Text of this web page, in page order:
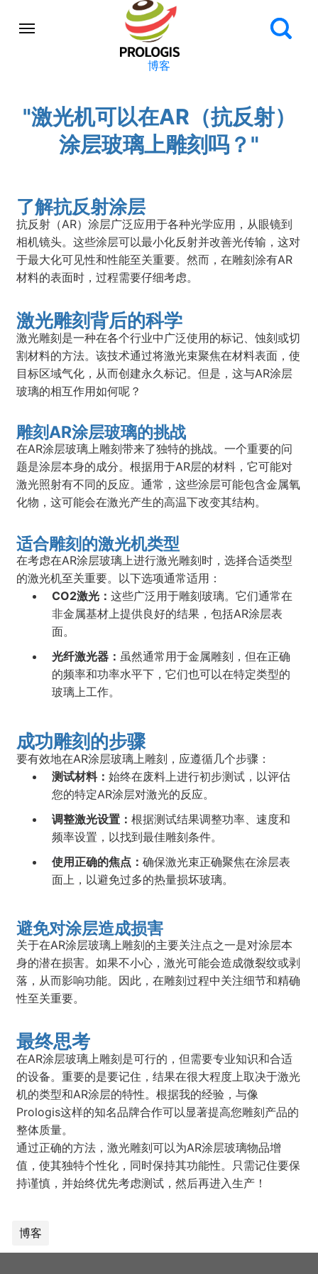
博客
"激光机可以在AR（抗反射）
涂层玻璃上雕刻吗？"
了解抗反射涂层
抗反射（AR）涂层广泛应用于各种光学应用，从眼镜到
相机镜头。这些涂层可以最小化反射并改善光传输，这对
于最大化可见性和性能至关重要。然而，在雕刻涂有AR
材料的表面时，过程需要仔细考虑。
激光雕刻背后的科学
激光雕刻是一种在各个行业中广泛使用的标记、蚀刻或切
割材料的方法。该技术通过将激光束聚焦在材料表面，使
目标区域气化，从而创建永久标记。但是，这与AR涂层
玻璃的相互作用如何呢？
雕刻AR涂层玻璃的挑战
在AR涂层玻璃上雕刻带来了独特的挑战。一个重要的问
题是涂层本身的成分。根据用于AR层的材料，它可能对
激光照射有不同的反应。通常，这些涂层可能包含金属氧
化物，这可能会在激光产生的高温下改变其结构。
适合雕刻的激光机类型
在考虑在AR涂层玻璃上进行激光雕刻时，选择合适类型
的激光机至关重要。以下选项通常适用：
CO2激光：这些广泛用于雕刻玻璃。它们通常在
非金属基材上提供良好的结果，包括AR涂层表
面。
光纤激光器： 虽然通常用于金属雕刻，但在正确
的频率和功率水平下，它们也可以在特定类型的
玻璃上工作。
成功雕刻的步骤
要有效地在AR涂层玻璃上雕刻，应遵循几个步骤：
测试材料：始终在废料上进行初步测试，以评估
您的特定AR涂层对激光的反应。
调整激光设置：根据测试结果调整功率、速度和
频率设置，以找到最佳雕刻条件。
使用正确的焦点：确保激光束正确聚焦在涂层表
面上，以避免过多的热量损坏玻璃。
避免对涂层造成损害
关于在AR涂层玻璃上雕刻的主要关注点之一是对涂层本
身的潜在损害。如果不小心，激光可能会造成微裂纹或剥
落，从而影响功能。因此，在雕刻过程中关注细节和精确
性至关重要。
最终思考
在AR涂层玻璃上雕刻是可行的，但需要专业知识和合适
的设备。重要的是要记住，结果在很大程度上取决于激光
机的类型和AR涂层的特性。根据我的经验，与像
Prologis这样的知名品牌合作可以显著提高您雕刻产品的
整体质量。
通过正确的方法，激光雕刻可以为AR涂层玻璃物品增
值，使其独特个性化，同时保持其功能性。只需记住要保
持谨慎，并始终优先考虑测试，然后再进入生产！
博客